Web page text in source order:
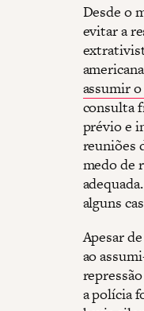
Desde o
evitar a
assumir
consulta
prévio e
reuniões
medo de
alguns
Apesar
ao
a polícia